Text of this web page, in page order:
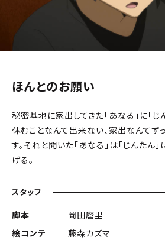
ほんとのお願い
秘密基地に家出してきた「あなる」に「じ
休むことなんて出来ない、家出なんてず
す。それと聞いた「あなる」は「じんたん
げる。
スタッフ
脚本
岡田麿里
絵コンテ
藤森カズマ